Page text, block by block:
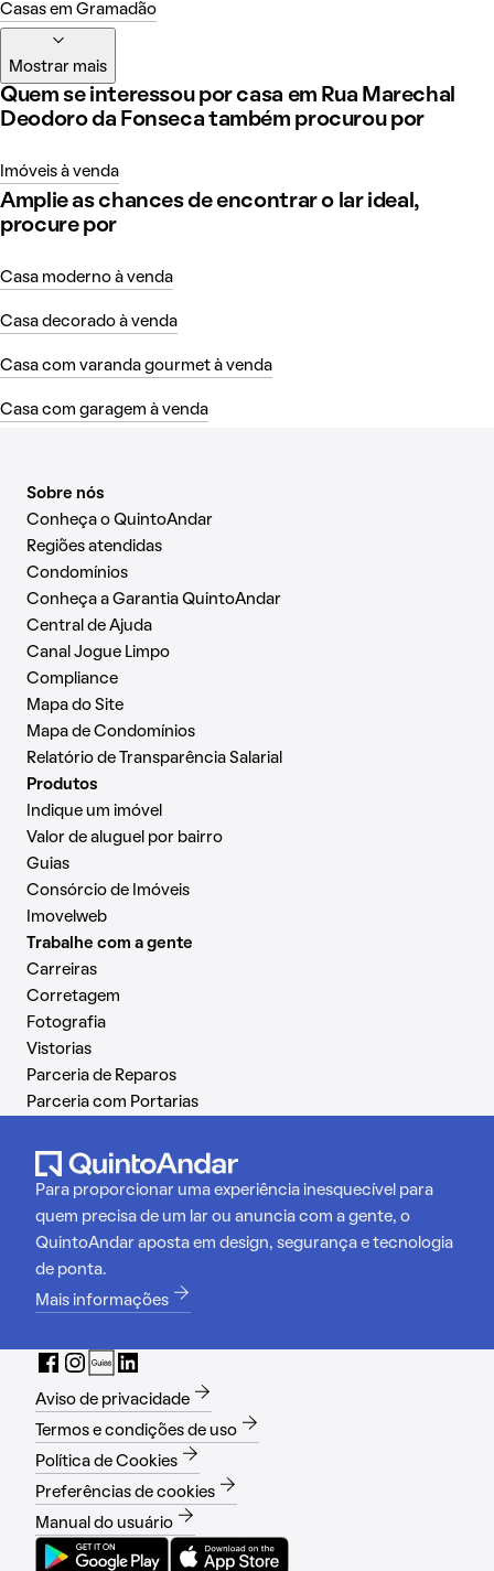
Casas em Gramadão
Mostrar mais
Quem se interessou por casa em Rua Marechal
Deodoro da Fonseca também procurou por
Imóveis à venda
Amplie as chances de encontrar o lar ideal,
procure por
Casa moderno à venda
Casa decorado à venda
Casa com varanda gourmet à venda
Casa com garagem à venda
Sobre nós
Conheça o QuintoAndar
Regiões atendidas
Condomínios
Conheça a Garantia QuintoAndar
Central de Ajuda
Canal Jogue Limpo
Compliance
Mapa do Site
Mapa de Condomínios
Relatório de Transparência Salarial
Produtos
Indique um imóvel
Valor de aluguel por bairro
Guias
Consórcio de Imóveis
Imovelweb
Trabalhe com a gente
Carreiras
Corretagem
Fotografia
Vistorias
Parceria de Reparos
Parceria com Portarias
Para proporcionar uma experiência inesquecível para
quem precisa de um lar ou anuncia com a gente, o
QuintoAndar aposta em design, segurança e tecnologia
de ponta.
Mais informações
Aviso de privacidade
Termos e condições de uso
Política de Cookies
Preferências de cookies
Manual do usuário